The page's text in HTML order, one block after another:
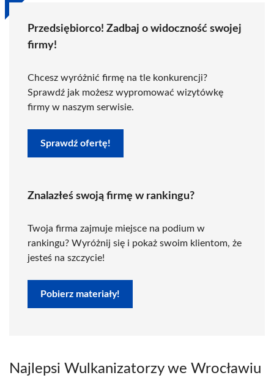
Przedsiębiorco! Zadbaj o widoczność swojej
firmy!
Chcesz wyróżnić firmę na tle konkurencji?
Sprawdź jak możesz wypromować wizytówkę
firmy w naszym serwisie.
Sprawdź ofertę!
Znalazłeś swoją firmę w rankingu?
Twoja firma zajmuje miejsce na podium w
rankingu? Wyróżnij się i pokaż swoim klientom, że
jesteś na szczycie!
Pobierz materiały!
Najlepsi Wulkanizatorzy we Wrocławiu